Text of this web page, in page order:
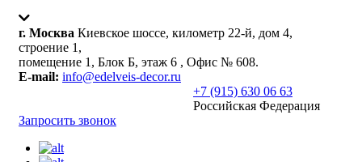
г. Москва Киевское шоссе, километр 22-й, дом 4,
строение 1,
помещение 1, Блок Б, этаж 6 , Офис № 608.
E-mail: info@edelveis-decor.ru
+7 (915) 630 06 63
Российская Федерация
Запросить звонок